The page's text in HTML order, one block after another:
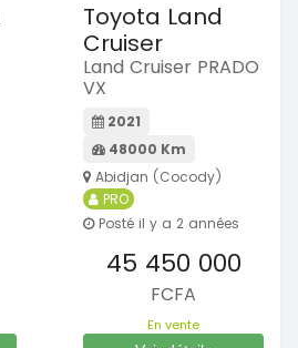
Toyota Land
Cruiser
Land Cruiser PRADO
VX
2021
48000 Km
Abidjan (Cocody)
PRO
Posté il y a 2 années
45 450 000
FCFA
En vente